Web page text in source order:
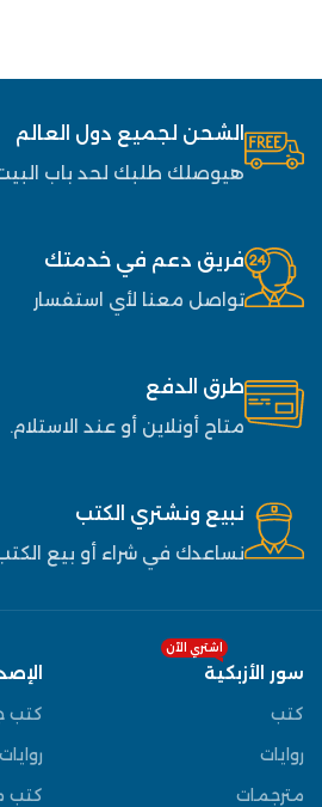
الشحن لجميع دول العالم
هيوصلك طلبك لحد باب
فريق دعم في خدمتك
تواصل معنا لأي استفسار
طرق الدفع
متاح أونلاين أو عند الاستلام.
نبيع ونشتري الكتب
نساعدك في شراء أو بيع
سور الأزبكية
اشتري الآن
كتب
روايات
مترجمات
كتب
كتب